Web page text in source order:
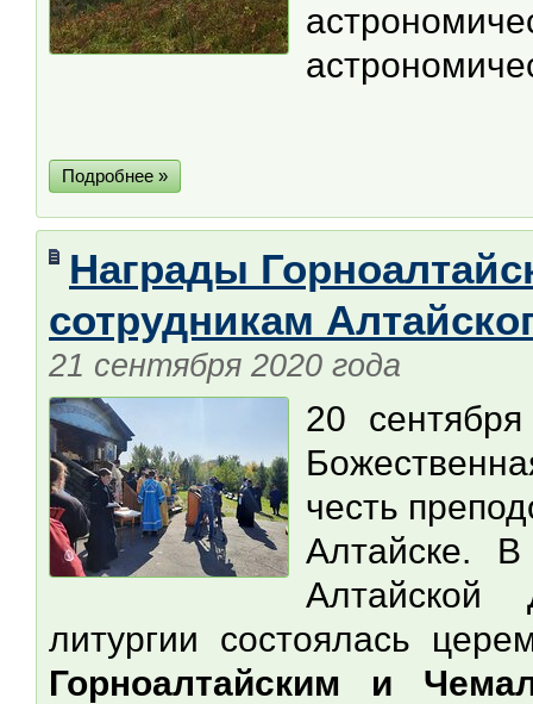
Подробнее »
Награды
сотрудникам
21 сентября 2020 года
20
честь
Алтайске.
литургии состоялась
Горноалтайским и